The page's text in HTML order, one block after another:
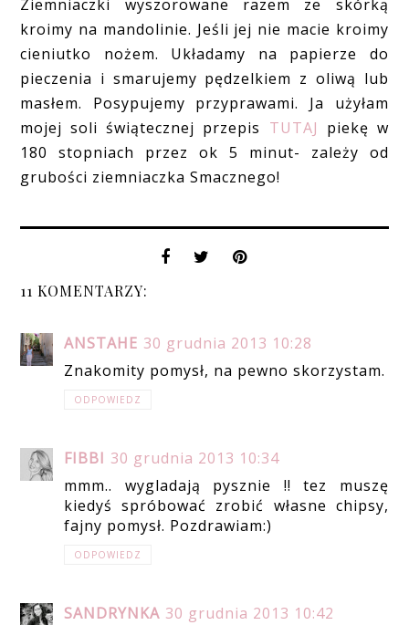
Ziemniaczki wyszorowane razem ze skórką
kroimy na mandolinie. Jeśli jej nie macie kroimy
cieniutko nożem. Układamy na papierze do
pieczenia i smarujemy pędzelkiem z oliwą lub
masłem. Posypujemy przyprawami. Ja użyłam
mojej soli świątecznej przepis TUTAJ piekę w
180 stopniach przez ok 5 minut- zależy od
grubości ziemniaczka Smacznego!
11 KOMENTARZY:
ANSTAHE 30 grudnia 2013 10:28
Znakomity pomysł, na pewno skorzystam.
ODPOWIEDZ
FIBBI 30 grudnia 2013 10:34
mmm.. wygladają pysznie !! tez muszę
kiedyś spróbować zrobić własne chipsy,
fajny pomysł. Pozdrawiam:)
ODPOWIEDZ
SANDRYNKA 30 grudnia 2013 10:42